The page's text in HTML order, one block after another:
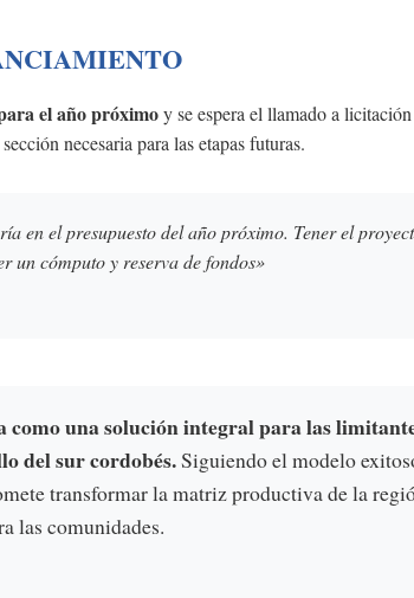
el año próximoy se espera el llamado a
necesaria para las etapas futuras.
en el presupuesto del año próximo. Tener el
un cómputo y reserva de fondos»
como una solución integral para las
del sur cordobés.Siguiendo el modelo
transformar la matriz productiva de la
las comunidades.